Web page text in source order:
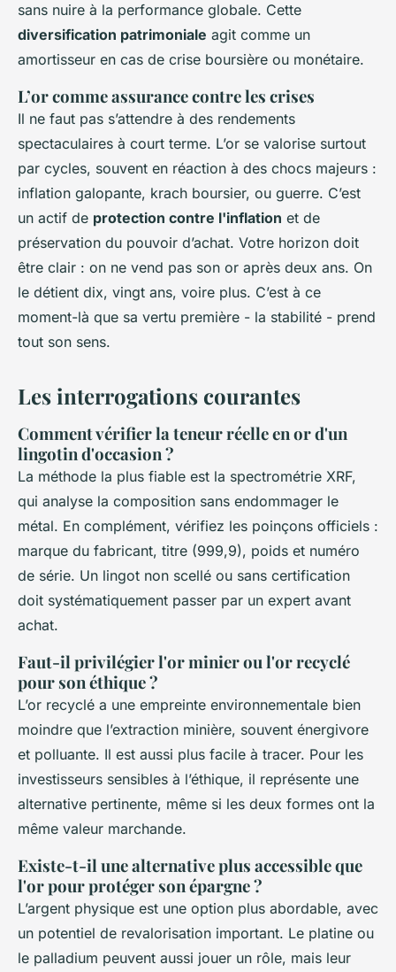
sans nuire à la performance globale. Cette
diversification patrimoniale agit comme un
amortisseur en cas de crise boursière ou monétaire.
L’or comme assurance contre les crises
Il ne faut pas s’attendre à des rendements
spectaculaires à court terme. L’or se valorise surtout
par cycles, souvent en réaction à des chocs majeurs :
inflation galopante, krach boursier, ou guerre. C’est
un actif de protection contre l'inflation et de
préservation du pouvoir d’achat. Votre horizon doit
être clair : on ne vend pas son or après deux ans. On
le détient dix, vingt ans, voire plus. C’est à ce
moment-là que sa vertu première - la stabilité - prend
tout son sens.
Les interrogations courantes
Comment vérifier la teneur réelle en or d'un
lingotin d'occasion ?
La méthode la plus fiable est la spectrométrie XRF,
qui analyse la composition sans endommager le
métal. En complément, vérifiez les poinçons officiels :
marque du fabricant, titre (999,9), poids et numéro
de série. Un lingot non scellé ou sans certification
doit systématiquement passer par un expert avant
achat.
Faut-il privilégier l'or minier ou l'or recyclé
pour son éthique ?
L’or recyclé a une empreinte environnementale bien
moindre que l’extraction minière, souvent énergivore
et polluante. Il est aussi plus facile à tracer. Pour les
investisseurs sensibles à l’éthique, il représente une
alternative pertinente, même si les deux formes ont la
même valeur marchande.
Existe-t-il une alternative plus accessible que
l'or pour protéger son épargne ?
L’argent physique est une option plus abordable, avec
un potentiel de revalorisation important. Le platine ou
le palladium peuvent aussi jouer un rôle, mais leur